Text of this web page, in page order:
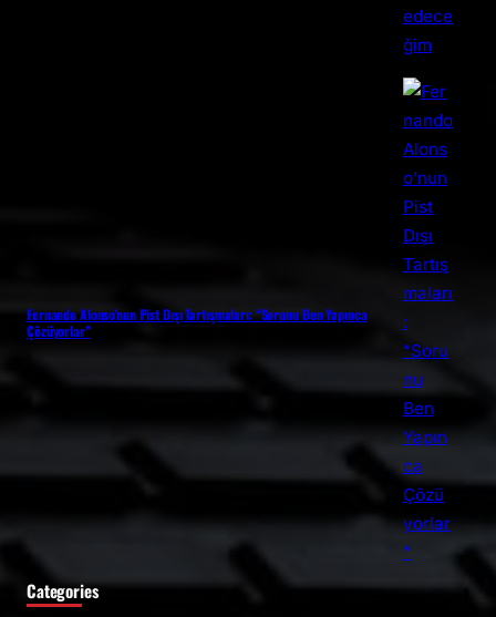
Fernando Alonso’nun Pist Dışı Tartışmaları: “Sorunu Ben Yapınca
Çözüyorlar”
Categories